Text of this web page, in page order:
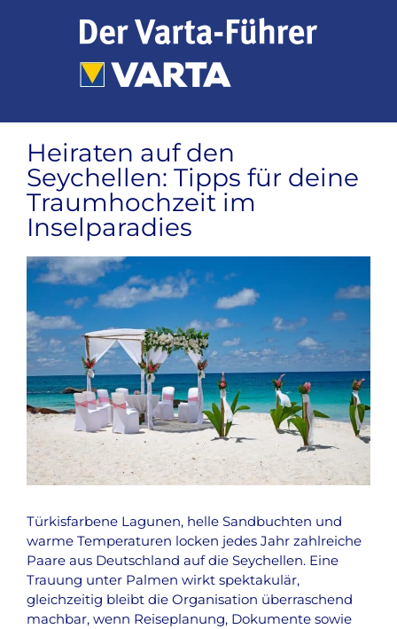
Heiraten auf den
Seychellen: Tipps für deine
Traumhochzeit im
Inselparadies
Zeige
grösseres
Türkisfarbene Lagunen, helle Sandbuchten und
warme Temperaturen locken jedes Jahr zahlreiche
Paare aus Deutschland auf die Seychellen. Eine
Trauung unter Palmen wirkt spektakulär,
gleichzeitig bleibt die Organisation überraschend
machbar, wenn Reiseplanung, Dokumente sowie